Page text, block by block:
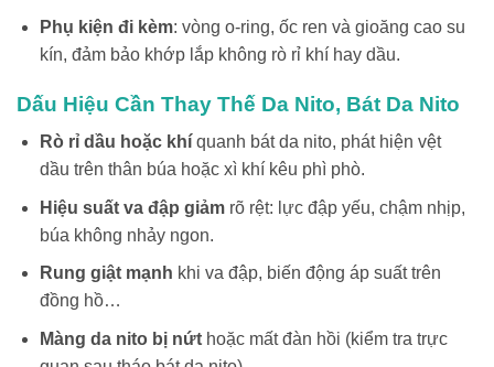
Phụ kiện đi kèm: vòng o-ring, ốc ren và gioăng cao su
kín, đảm bảo khớp lắp không rò rỉ khí hay dầu.
Dấu Hiệu Cần Thay Thế Da Nito, Bát Da Nito
Rò rỉ dầu hoặc khíquanh bát da nito, phát hiện vệt
dầu trên thân búa hoặc xì khí kêu phì phò.
Hiệu suất va đập giảmrõ rệt: lực đập yếu, chậm nhịp,
búa không nhảy ngon.
Rung giật mạnh khi va đập, biến động áp suất trên
đồng hồ…
Màng da nito bị nứthoặc mất đàn hồi (kiểm tra trực